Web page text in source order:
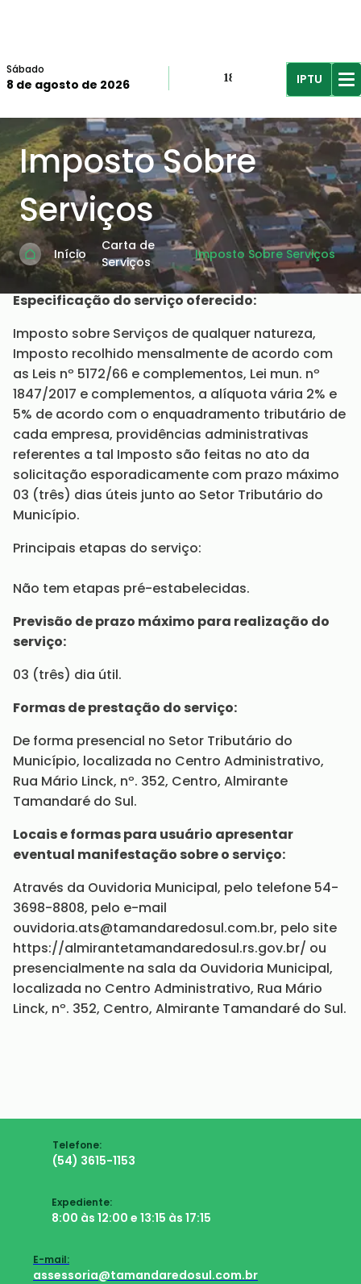
Sábado
8 de agosto de 2026 18º
R$61,96IPTU
Imposto Sobre
Serviços
Início
Carta de
Serviços
Imposto Sobre Serviços
Especificação do serviço oferecido:
Imposto sobre Serviços de qualquer natureza,
Imposto recolhido mensalmente de acordo com
as Leis nº 5172/66 e complementos, Lei mun. nº
1847/2017 e complementos, a alíquota vária 2% e
5% de acordo com o enquadramento tributário de
cada empresa, providências administrativas
referentes a tal Imposto são feitas no ato da
solicitação esporadicamente com prazo máximo
03 (três) dias úteis junto ao Setor Tributário do
Município.
Principais etapas do serviço:
Não tem etapas pré-estabelecidas.
Previsão de prazo máximo para realização do
serviço:
03 (três) dia útil.
Formas de prestação do serviço:
De forma presencial no Setor Tributário do
Município, localizada no Centro Administrativo,
Rua Mário Linck, nº. 352, Centro, Almirante
Tamandaré do Sul.
Locais e formas para usuário apresentar
eventual manifestação sobre o serviço:
Através da Ouvidoria Municipal, pelo telefone 54-
3698-8808, pelo e-mail
ouvidoria.ats@tamandaredosul.com.br, pelo site
https://almirantetamandaredosul.rs.gov.br/ ou
presencialmente na sala da Ouvidoria Municipal,
localizada no Centro Administrativo, Rua Mário
Linck, nº. 352, Centro, Almirante Tamandaré do Sul.
Telefone:
(54) 3615-1153
Expediente:
8:00 às 12:00 e 13:15 às 17:15
E-mail:
assessoria@tamandaredosul.com.br